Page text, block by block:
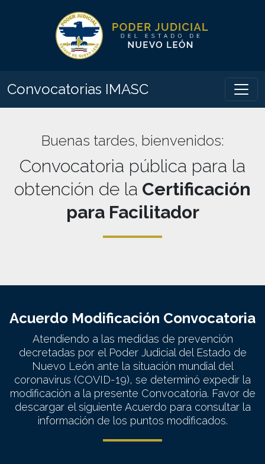
Convocatorias IMASC
Buenas tardes, bienvenidos:
Convocatoria pública para la
obtención de la Certificación
para Facilitador
Acuerdo Modificación Convocatoria
Atendiendo a las medidas de prevención
decretadas por el Poder Judicial del Estado de
Nuevo León ante la situación mundial del
coronavirus (COVID-19), se determinó expedir la
modificación a la presente Convocatoria. Favor de
descargar el siguiente Acuerdo para consultar la
información de los puntos modificados.